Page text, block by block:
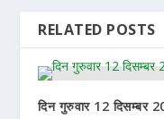
RELATED POSTS
दिन गुरुवार 12